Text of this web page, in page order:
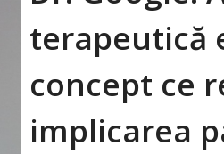
terapeutică
concept ce
implicarea